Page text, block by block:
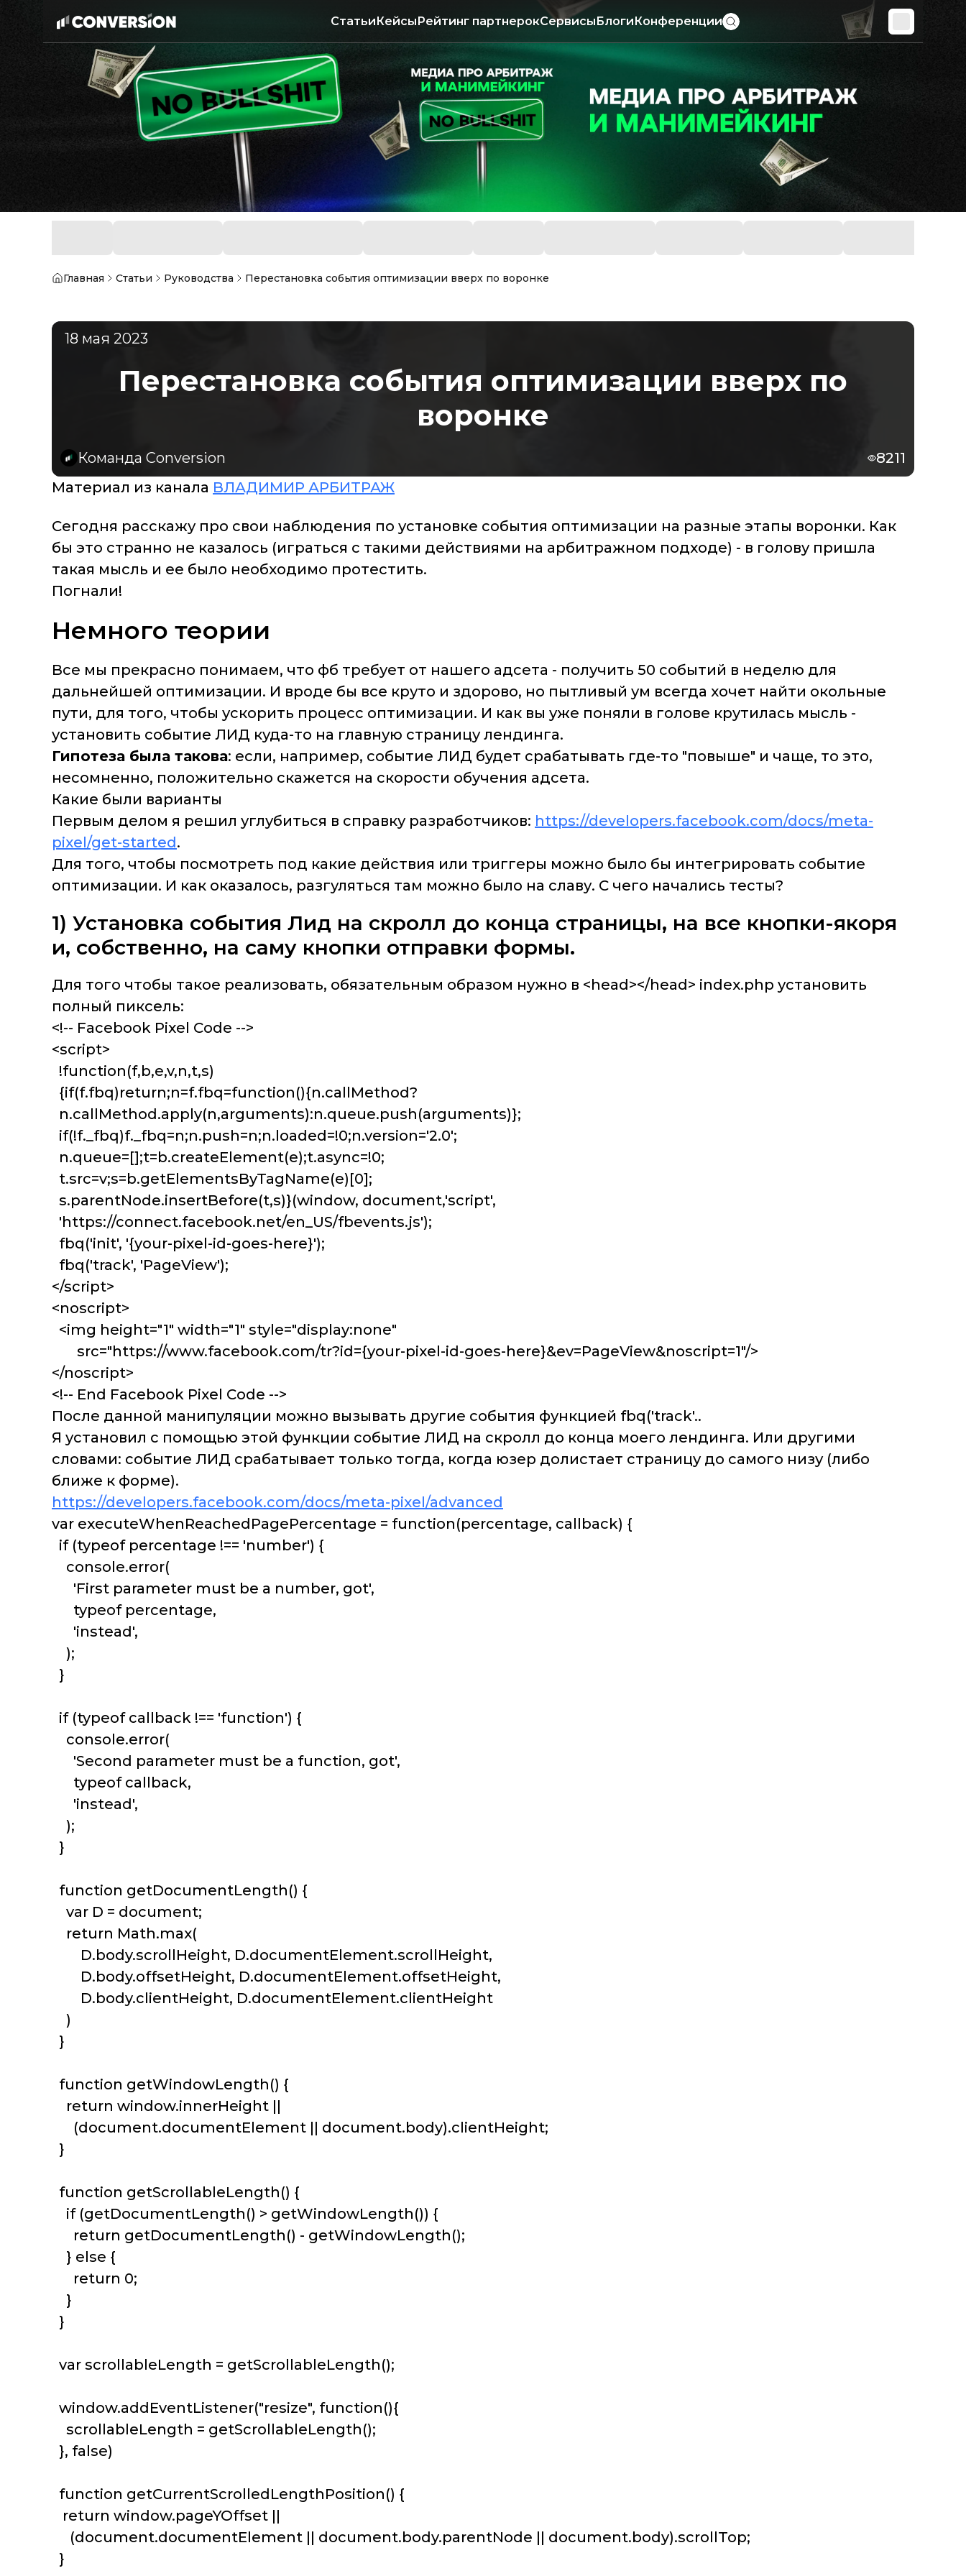
СтатьиКейсыРейтинг партнерокСервисыБлогиКонференции
Главная Статьи Руководства Перестановка события оптимизации вверх по воронке
18 мая 2023
Перестановка события оптимизации вверх по
воронке
Команда Conversion
8211
Материал из канала ВЛАДИМИР АРБИТРАЖ
Сегодня расскажу про свои наблюдения по установке события оптимизации на разные этапы воронки. Как
бы это странно не казалось (играться с такими действиями на арбитражном подходе) - в голову пришла
такая мысль и ее было необходимо протестить.
Погнали!
Немного теории
Все мы прекрасно понимаем, что фб требует от нашего адсета - получить 50 событий в неделю для
дальнейшей оптимизации. И вроде бы все круто и здорово, но пытливый ум всегда хочет найти окольные
пути, для того, чтобы ускорить процесс оптимизации. И как вы уже поняли в голове крутилась мысль -
установить событие ЛИД куда-то на главную страницу лендинга.
Гипотеза была такова: если, например, событие ЛИД будет срабатывать где-то "повыше" и чаще, то это,
несомненно, положительно скажется на скорости обучения адсета.
Какие были варианты
Первым делом я решил углубиться в справку разработчиков: https://developers.facebook.com/docs/meta-
pixel/get-started.
Для того, чтобы посмотреть под какие действия или триггеры можно было бы интегрировать событие
оптимизации. И как оказалось, разгуляться там можно было на славу. С чего начались тесты?
1) Установка события Лид на скролл до конца страницы, на все кнопки-якоря
и, собственно, на саму кнопки отправки формы.
Для того чтобы такое реализовать, обязательным образом нужно в <head></head> index.php установить
полный пиксель:
<!-- Facebook Pixel Code -->
<script>
!function(f,b,e,v,n,t,s)
{if(f.fbq)return;n=f.fbq=function(){n.callMethod?
n.callMethod.apply(n,arguments):n.queue.push(arguments)};
if(!f._fbq)f._fbq=n;n.push=n;n.loaded=!0;n.version='2.0';
n.queue=[];t=b.createElement(e);t.async=!0;
t.src=v;s=b.getElementsByTagName(e)[0];
s.parentNode.insertBefore(t,s)}(window, document,'script',
'https://connect.facebook.net/en_US/fbevents.js');
fbq('init', '{your-pixel-id-goes-here}');
fbq('track', 'PageView');
</script>
<noscript>
<img height="1" width="1" style="display:none"
src="https://www.facebook.com/tr?id={your-pixel-id-goes-here}&ev=PageView&noscript=1"/>
</noscript>
<!-- End Facebook Pixel Code -->
После данной манипуляции можно вызывать другие события функцией fbq('track'..
Я установил с помощью этой функции событие ЛИД на скролл до конца моего лендинга. Или другими
словами: событие ЛИД срабатывает только тогда, когда юзер долистает страницу до самого низу (либо
ближе к форме).
https://developers.facebook.com/docs/meta-pixel/advanced
var executeWhenReachedPagePercentage = function(percentage, callback) {
if (typeof percentage !== 'number') {
console.error(
'First parameter must be a number, got',
typeof percentage,
'instead',
);
}
if (typeof callback !== 'function') {
console.error(
'Second parameter must be a function, got',
typeof callback,
'instead',
);
}
function getDocumentLength() {
var D = document;
return Math.max(
D.body.scrollHeight, D.documentElement.scrollHeight,
D.body.offsetHeight, D.documentElement.offsetHeight,
D.body.clientHeight, D.documentElement.clientHeight
)
}
function getWindowLength() {
return window.innerHeight ||
(document.documentElement || document.body).clientHeight;
}
function getScrollableLength() {
if (getDocumentLength() > getWindowLength()) {
return getDocumentLength() - getWindowLength();
} else {
return 0;
}
}
var scrollableLength = getScrollableLength();
window.addEventListener("resize", function(){
scrollableLength = getScrollableLength();
}, false)
function getCurrentScrolledLengthPosition() {
return window.pageYOffset ||
(document.documentElement || document.body.parentNode || document.body).scrollTop;
}